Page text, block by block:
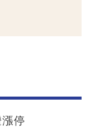
停